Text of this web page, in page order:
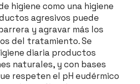
higiene como una higiene
agresivos puede
y agravar más los
del tratamiento. Se
diaria productos
naturales, y con bases
respeten el pH eudérmico